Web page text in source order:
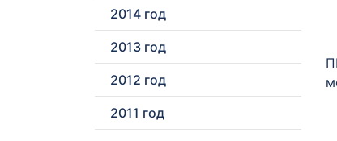
2014 год
2013 год
2012 год
2011 год